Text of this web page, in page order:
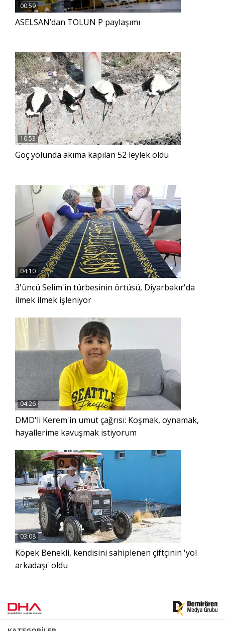
00:59
ASELSAN’dan TOLUN P paylaşımı
10:53
Göç yolunda akıma kapılan 52 leylek öldü
04:10
3'üncü Selim'in türbesinin örtüsü, Diyarbakır'da
ilmek ilmek işleniyor
04:26
DMD'li Kerem'in umut çağrısı: Koşmak, oynamak,
hayallerime kavuşmak istiyorum
03:08
Köpek Benekli, kendisini sahiplenen çiftçinin 'yol
arkadaşı' oldu